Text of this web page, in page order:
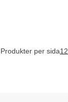
Produkter per sida12